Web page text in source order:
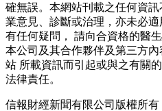
確無誤。本網站刊載之任何資
業意見、診斷或治理，亦未必
有任何疑問， 請向合資格的醫生
本公司及其合作夥伴及第三方
站 所載資訊而引起或與之有關
法律責任。
信報財經新聞有限公司版權所有